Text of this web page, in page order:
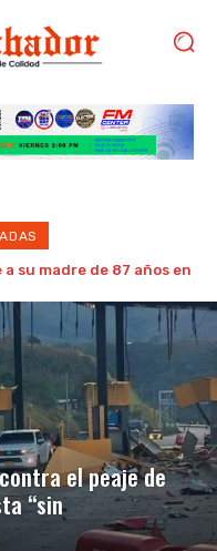
epidemiológica
el peaje de
“sin